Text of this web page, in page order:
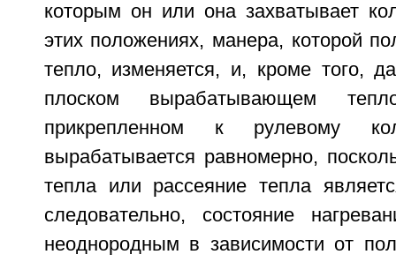
которым он или она захватывает
этих положениях, манера, которой
тепло, изменяется, и, кроме того,
плоском вырабатывающем
прикрепленном к рулевому
вырабатывается равномерно,
тепла или рассеяние тепла
следовательно, состояние
неоднородным в зависимости от